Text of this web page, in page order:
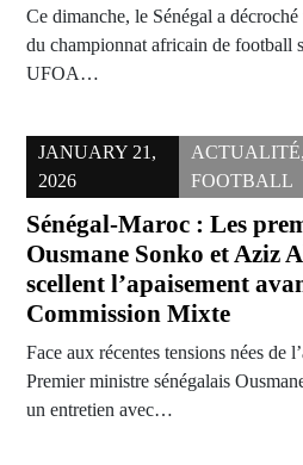
Ce dimanche, le Sénégal a
du championnat africain de football
UFOA…
JANUARY 21,
2026
ACTUALITÉ,
FOOTBALL
Sénégal-Maroc : Les
Ousmane Sonko et Aziz
scellent l’apaisement
Commission Mixte
Face aux récentes tensions nées de
Premier ministre sénégalais
un entretien avec…